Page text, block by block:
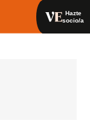
Hazte
socio/a